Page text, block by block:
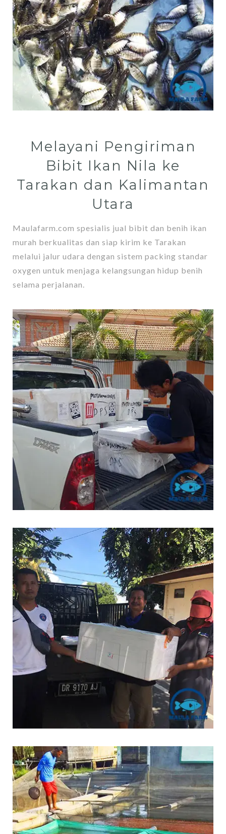
Melayani Pengiriman
Bibit Ikan Nila ke
Tarakan dan Kalimantan
Utara
Maulafarm.com spesialis jual bibit dan benih ikan
murah berkualitas dan siap kirim ke Tarakan
melalui jalur udara dengan sistem packing standar
oxygen untuk menjaga kelangsungan hidup benih
selama perjalanan.